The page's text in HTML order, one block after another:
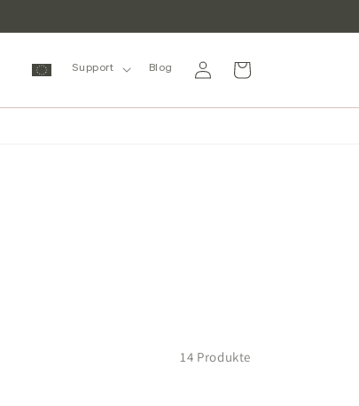
Support Blog EinloggenWarenkorb
14 Produkte